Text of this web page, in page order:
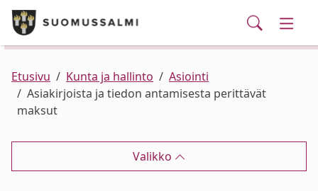
Siirry pääsisältöön
Puhelinluettelo/yhteystiedot
Palvelut
Ajankohtaista
Verkkokauppa
Haku
Kunta ja hallinto
Asuminen ja ympäristö
Varhaiskasvatus ja koulutus
Etusivu Kunta ja hallinto
Asiointi
Asiakirjoista ja tiedon antamisesta perittävät
maksut
Valikko